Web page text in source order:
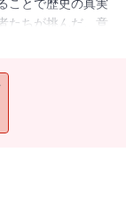
ことで歴史の真実
たちが挑んだ、意